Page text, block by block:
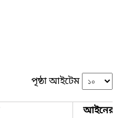
পৃষ্ঠা আইটেম
আইনের